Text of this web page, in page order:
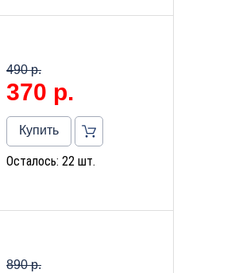
490 р.
370 р.
Купить
Осталось: 22 шт.
890 р.